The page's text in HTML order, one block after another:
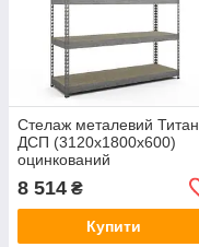
Стелаж металевий Титан
ДСП (3120х1800х600)
оцинкований
8 514 ₴
Купити